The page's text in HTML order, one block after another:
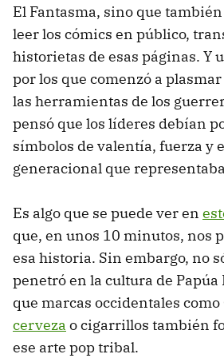
El Fantasma, sino que
leer los cómics en público,
historietas de esas páginas. Y
por los que comenzó a
las herramientas de los
pensó que los líderes debían
símbolos de valentía, fuerza y
generacional que
Es algo que se puede ver en
que, en unos 10 minutos, nos
esa historia. Sin embargo, no
penetró en la cultura de Papúa
que marcas occidentales como
cerveza o cigarrillos también
ese arte pop tribal.